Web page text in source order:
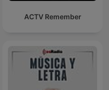
ACTV Remember